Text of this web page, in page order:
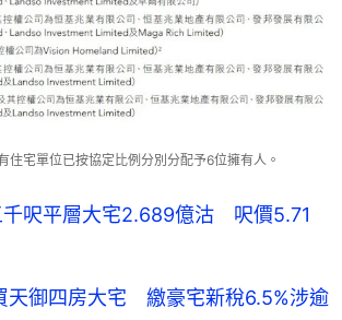
住宅單位已按協定比例分別分配予6位擁有人。
千呎平層大宅2.689億沽 呎價5.71
天御四房大宅 繳豪宅新稅6.5%涉逾